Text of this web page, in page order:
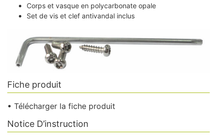
Corps et vasque en polycarbonate opale
Set de vis et clef antivandal inclus
Fiche produit
• Télécharger la fiche produit
Notice D’instruction